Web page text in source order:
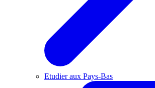
Etudier aux Pays-Bas